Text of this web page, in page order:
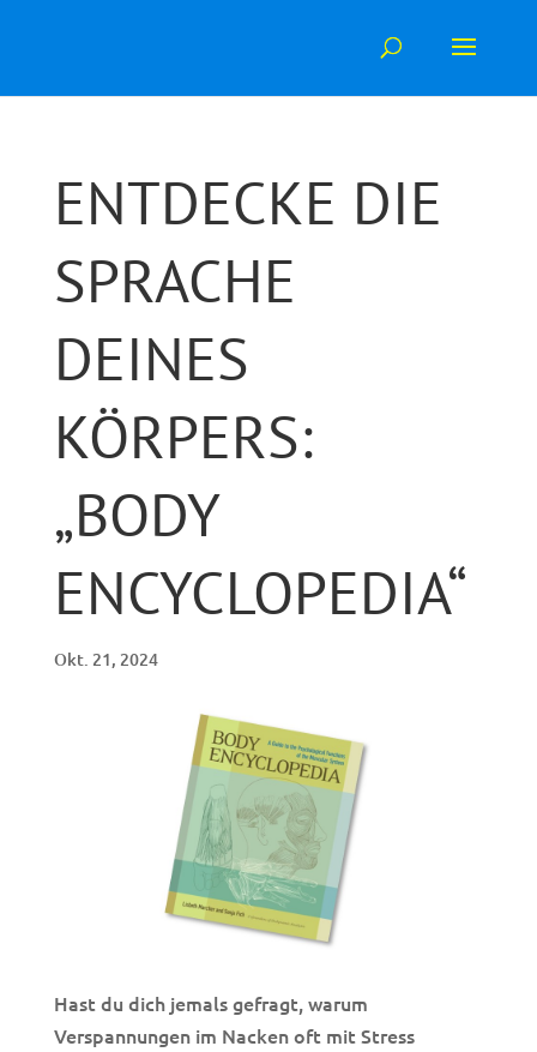
ENTDECKE DIE
SPRACHE
DEINES
KÖRPERS:
„BODY
ENCYCLOPEDIA“
Okt. 21, 2024
Hast du dich jemals gefragt, warum
Verspannungen im Nacken oft mit Stress